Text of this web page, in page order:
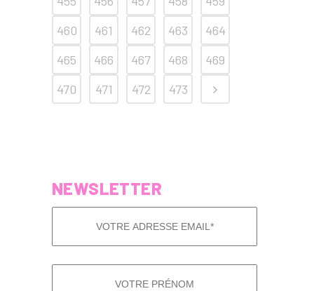
460
461 462 463
464
465
466 467 468
469
470
471 472 473
NEWSLETTER